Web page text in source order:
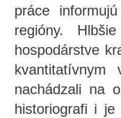
práce
regióny.
hospodárstve
nachádzali na
historiografi i je